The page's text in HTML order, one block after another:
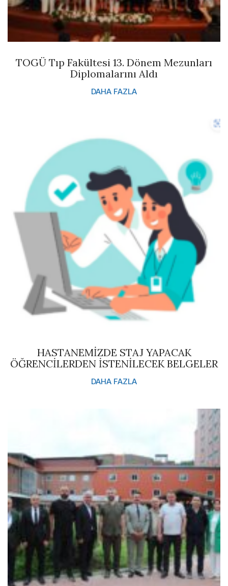
TOGÜ Tıp Fakültesi 13. Dönem Mezunları
Diplomalarını Aldı
DAHA FAZLA
HASTANEMİZDE STAJ YAPACAK
ÖĞRENCİLERDEN İSTENİLECEK BELGELER
DAHA FAZLA